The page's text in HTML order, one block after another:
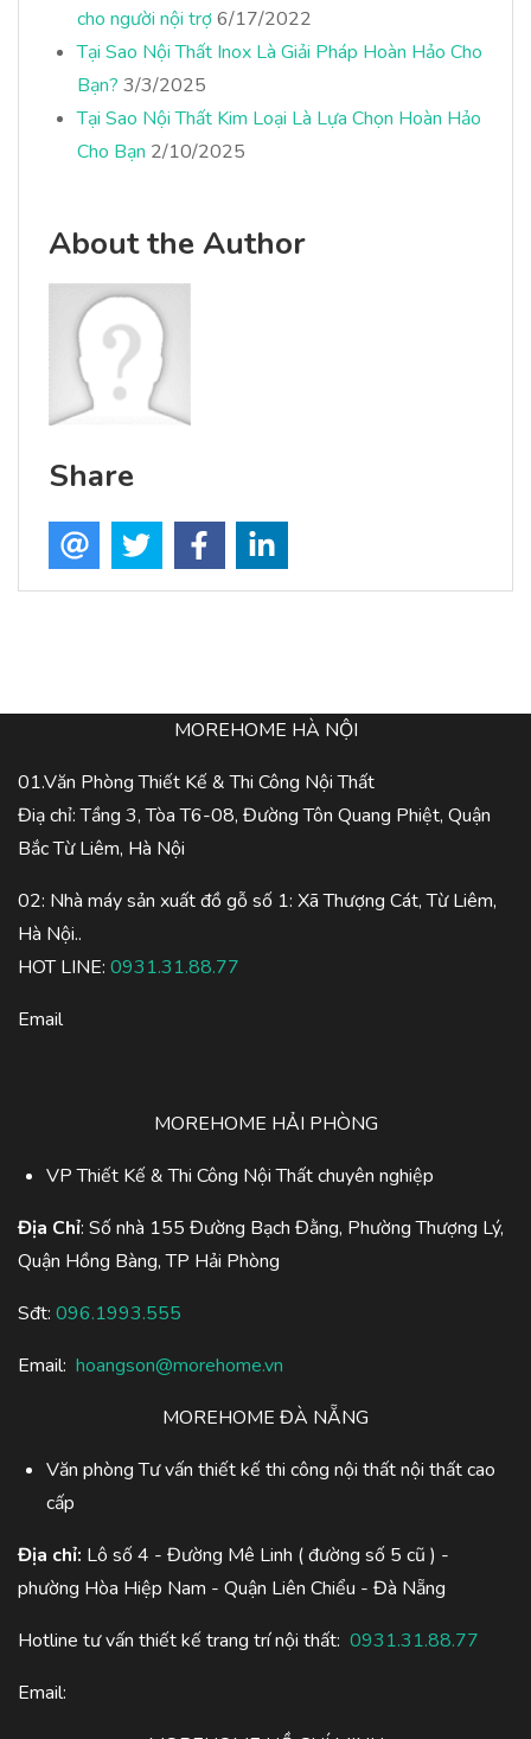
cho người nội trợ6/17/2022
Tại Sao Nội Thất Inox Là Giải Pháp Hoàn Hảo Cho
Bạn? 3/3/2025
Tại Sao Nội Thất Kim Loại Là Lựa Chọn Hoàn Hảo
Cho Bạn 2/10/2025
About the Author
Share
MOREHOME HÀ NỘI
01.Văn Phòng Thiết Kế & Thi Công Nội Thất
Điạ chỉ: Tầng 3, Tòa T6-08, Đường Tôn Quang Phiệt, Quận
Bắc Từ Liêm, Hà Nội
02: Nhà máy sản xuất đồ gỗ số 1: Xã Thượng Cát, Từ Liêm,
Hà Nội..
HOT LINE: 0931.31.88.77
Email
MOREHOME HẢI PHÒNG
VP Thiết Kế & Thi Công Nội Thất chuyên nghiệp
Địa Chỉ: Số nhà 155 Đường Bạch Đằng, Phường Thượng Lý,
Quận Hồng Bàng, TP Hải Phòng
Sđt: 096.1993.555
Email: hoangson@morehome.vn
MOREHOME ĐÀ NẴNG
Văn phòng Tư vấn thiết kế thi công nội thất nội thất cao
cấp
Địa chỉ: Lô số 4 - Đường Mê Linh ( đường số 5 cũ ) -
phường Hòa Hiệp Nam - Quận Liên Chiểu - Đà Nẵng
Hotline tư vấn thiết kế trang trí nội thất: 0931.31.88.77
Email: